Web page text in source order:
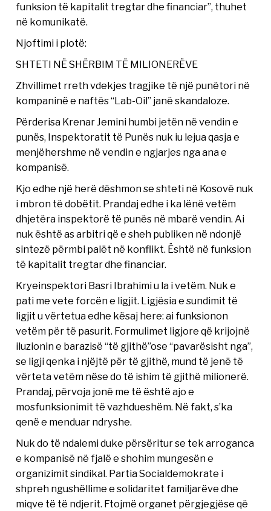
funksion të kapitalit tregtar dhe financiar”, thuhet
në komunikatë.
Njoftimi i plotë:
SHTETI NË SHËRBIM TË MILIONERËVE
Zhvillimet rreth vdekjes tragjike të një punëtori në
kompaninë e naftës “Lab-Oil” janë skandaloze.
Përderisa Krenar Jemini humbi jetën në vendin e
punës, Inspektoratit të Punës nuk iu lejua qasja e
menjëhershme në vendin e ngjarjes nga ana e
kompanisë.
Kjo edhe një herë dëshmon se shteti në Kosovë nuk
i mbron të dobëtit. Prandaj edhe i ka lënë vetëm
dhjetëra inspektorë të punës në mbarë vendin. Ai
nuk është as arbitri që e sheh publiken në ndonjë
sintezë përmbi palët në konflikt. Është në funksion
të kapitalit tregtar dhe financiar.
Kryeinspektori Basri Ibrahimi u la i vetëm. Nuk e
pati me vete forcën e ligjit. Ligjësia e sundimit të
ligjit u vërtetua edhe kësaj here: ai funksionon
vetëm për të pasurit. Formulimet ligjore që krijojnë
iluzionin e barazisë “të gjithë”ose “pavarësisht nga”,
se ligji qenka i njëjtë për të gjithë, mund të jenë të
vërteta vetëm nëse do të ishim të gjithë milionerë.
Prandaj, përvoja jonë me të është ajo e
mosfunksionimit të vazhdueshëm. Në fakt, s’ka
qenë e menduar ndryshe.
Nuk do të ndalemi duke përsëritur se tek arroganca
e kompanisë në fjalë e shohim mungesën e
organizimit sindikal. Partia Socialdemokrate i
shpreh ngushëllime e solidaritet familjarëve dhe
miqve të të ndjerit. Ftojmë organet përgjegjëse që